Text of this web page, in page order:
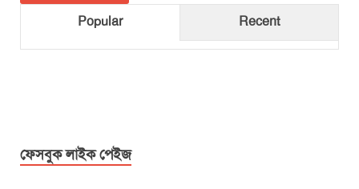
Popular Recent
ফেসবুক লাইক পেইজ